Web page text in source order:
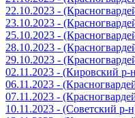
22.10.2023 -
23.10.2023 -
25.10.2023 -
28.10.2023 -
29.10.2023 -
02.11.2023 - (Кировский
06.11.2023 -
07.11.2023 -
10.11.2023 - (Советский